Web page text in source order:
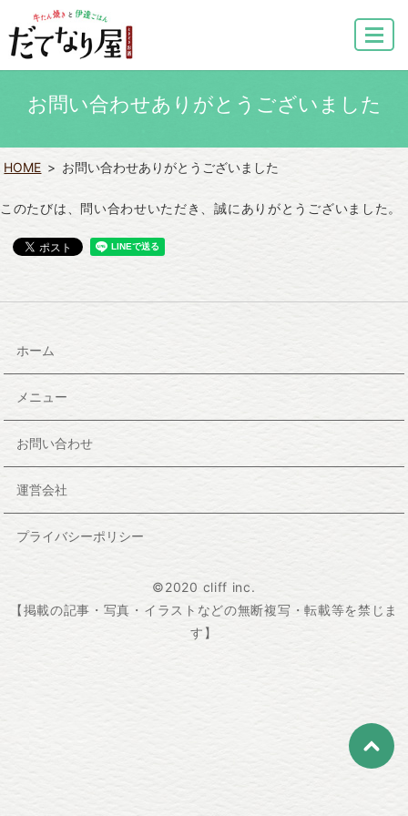
MENU
お問い合わせありがとうございました
HOME お問い合わせありがとうございました
このたびは、問い合わせいただき、誠にありがとうございました。
ホーム
メニュー
お問い合わせ
運営会社
プライバシーポリシー
©2020 cliff inc.
【掲載の記事・写真・イラストなどの無断複写・転載等を禁じま
す】